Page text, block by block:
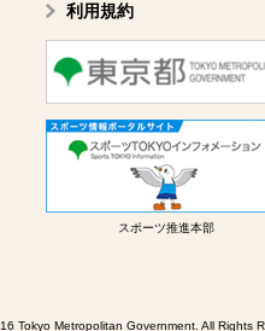
利用規約
スポーツ推進本部
Tokyo Metropolitan Government. All Rights